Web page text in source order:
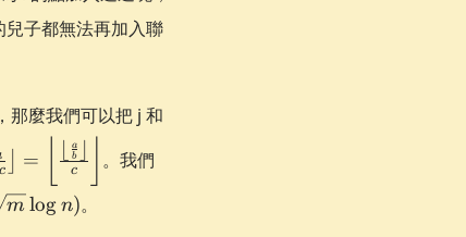
兒子都無法再加入聯
那麼我們可以把 j 和
=
= c
b
a
。我們
m log n)。